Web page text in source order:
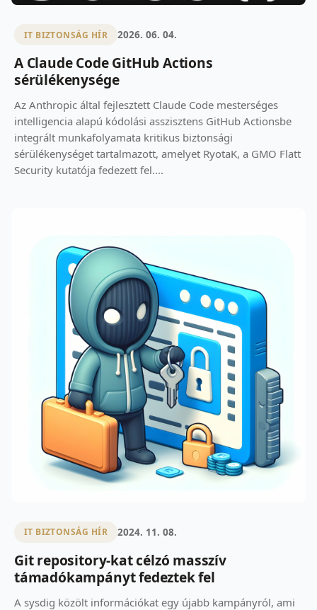
IT BIZTONSÁG HÍR 2026. 06. 04.
A Claude Code GitHub Actions
sérülékenysége
Az Anthropic által fejlesztett Claude Code mesterséges
intelligencia alapú kódolási asszisztens GitHub Actionsbe
integrált munkafolyamata kritikus biztonsági
sérülékenységet tartalmazott, amelyet RyotaK, a GMO Flatt
Security kutatója fedezett fel....
IT BIZTONSÁG HÍR 2024. 11. 08.
Git repository-kat célzó masszív
támadókampányt fedeztek fel
A sysdig közölt információkat egy újabb kampányról, ami